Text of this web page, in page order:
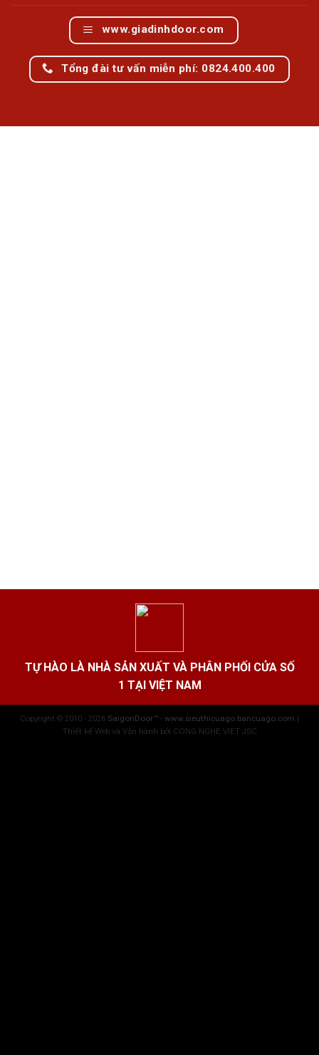
www.giadinhdoor.com
Tổng đài tư vấn miễn phí: 0824.400.400
TỰ HÀO LÀ NHÀ SẢN XUẤT VÀ PHÂN PHỐI CỬA SỐ
1 TẠI VIỆT NAM
Copyright © 2010 - 2026 SaigonDoor™ - www.sieuthicuago.bancuago.com |
Thiết kế Web và Vận hành bởi CONG NGHE VIET JSC